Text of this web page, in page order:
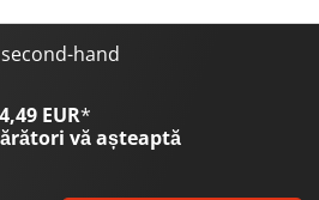
hand
EUR*
vă așteaptă